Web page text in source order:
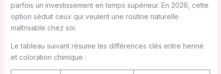
parfois un investissement en temps supérieur. En 2026, cette
option séduit ceux qui veulent une routine naturelle
maîtrisable chez soi.
Le tableau suivant résume les différences clés entre henné
et coloration chimique :